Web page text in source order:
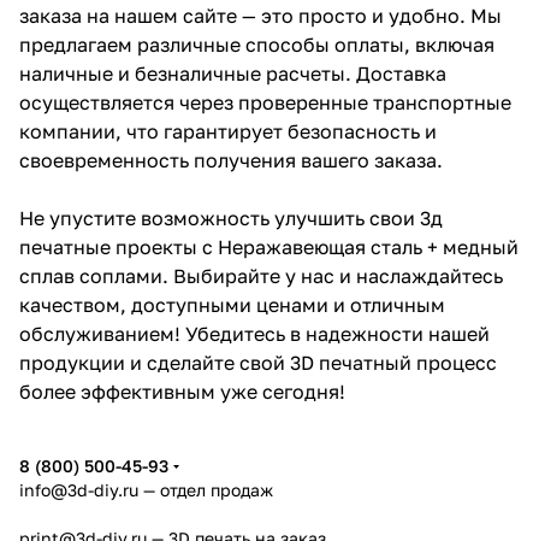
заказа на нашем сайте — это просто и удобно. Мы
предлагаем различные способы оплаты, включая
наличные и безналичные расчеты. Доставка
осуществляется через проверенные транспортные
компании, что гарантирует безопасность и
своевременность получения вашего заказа.
Не упустите возможность улучшить свои 3д
печатные проекты с Неражавеющая сталь + медный
сплав соплами. Выбирайте у нас и наслаждайтесь
качеством, доступными ценами и отличным
обслуживанием! Убедитесь в надежности нашей
продукции и сделайте свой 3D печатный процесс
более эффективным уже сегодня!
8 (800) 500-45-93
info@3d-diy.ru — отдел продаж